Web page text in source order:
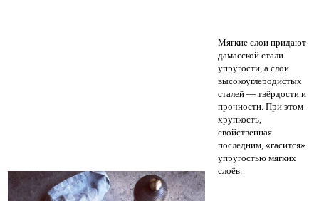
Мягкие слои придают
дамасской стали
упругости, а слои
высокоуглеродистых
сталей — твёрдости и
прочности. При этом
хрупкость,
свойственная
последним, «гасится»
упругостью мягких
слоёв.